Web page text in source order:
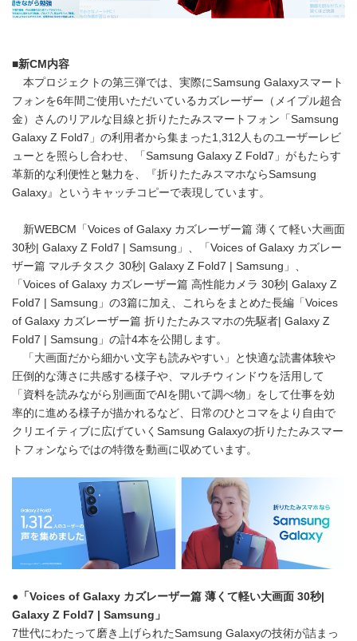
■新CM内容
本プロジェクトの第三弾では、実際にSamsung Galaxyスマート
フォンを6年間ご使用いただいているカズレーザー（メイプル超合
金）さんのリアルな目線と折りたたみスマートフォン「Samsung
Galaxy Z Fold7」の利用者から集まった1,312人ものユーザーレビ
ューとを照らし合わせ、「Samsung Galaxy Z Fold7」がもたらす
革新的な利便性と魅力を、『折りたたみスマホならSamsung
Galaxy』というキャッチコピーで表現しています。
新WEBCM「Voices of Galaxy カズレーザー篇 薄くて軽い大画面
30秒| Galaxy Z Fold7 | Samsung」、「Voices of Galaxy カズレー
ザー篇 マルチタスク 30秒| Galaxy Z Fold7 | Samsung」、
「Voices of Galaxy カズレーザー篇 高性能カメラ 30秒| Galaxy Z
Fold7 | Samsung」の3篇に加え、これらをまとめた長編「Voices
of Galaxy カズレーザー篇 折りたたみスマホの先駆者| Galaxy Z
Fold7 | Samsung」の計4本を公開します。
「大画面だから細かい文字も読みやすい」と快適な読書体験や
圧倒的な薄さに共感する様子や、マルチウィンドウを活用して
「資料を読みながら別画面でAIを開いて調べ物」をして仕事を効
率的に進める様子が描かれるなど、日常のひとコマをより自由で
クリエイティブに広げていくSamsung Galaxyの折りたたみスマー
トフォンならではの特徴を動画に収めています。
● 「 Voices of Galaxy カズレーザー篇 薄くて軽い大画面 30秒|
Galaxy Z Fold7 | Samsung 」
7世代にわたって磨き上げられたSamsung Galaxyの技術が詰まっ